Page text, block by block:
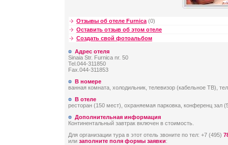
Отзывы об отеле Furnica(0)
Оставить отзыв об этом отеле
Создать свой фотоальбом
Адрес отеля
Sinaia Str. Furnica nr. 50
Tel.044-311850
Fax.044-311853
В номере
ванная комната, холодильник, телевизор (кабельное ТВ),
В отеле
ресторан (150 мест), охраняемая парковка, конференц зал
Дополнительная информация
Континентальный завтрак включен в стоимость.
Для организации тура в этот отель звоните по тел: +7 (495)
или заполните поля формы заявки: